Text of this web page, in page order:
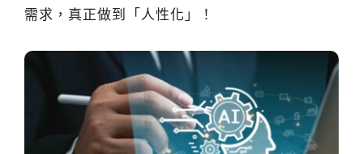
需求，真正做到「人性化」！